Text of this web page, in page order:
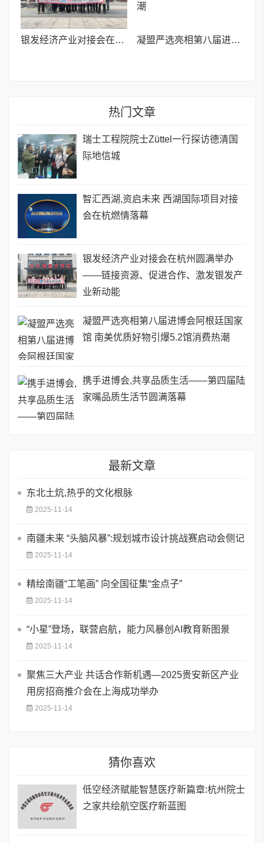
银发经济产业对接会在杭州圆满举办——链接资源、促进合作、激发银发产业新动能 凝盟严选亮相第八届进博会阿根廷国家馆 南美优质好物引爆5.2馆消费热潮
热门文章
瑞士工程院院士Züttel一行探访德清国
际地信城
智汇西湖,资启未来 西湖国际项目对接
会在杭燃情落幕
银发经济产业对接会在杭州圆满举办
——链接资源、促进合作、激发银发产
业新动能
凝盟严选亮相第八届进博会阿根廷国家
馆 南美优质好物引爆5.2馆消费热潮
携手进博会,共享品质生活——第四届陆
家嘴品质生活节圆满落幕
最新文章
​东北土炕,热乎的文化根脉
2025-11-14
南疆未来 “头脑风暴”:规划城市设计挑战赛启动会侧记
2025-11-14
精绘南疆“工笔画” 向全国征集“金点子”
2025-11-14
“小星”登场，联营启航，能力风暴创AI教育新图景
2025-11-14
聚焦三大产业 共话合作新机遇—2025贵安新区产业
用房招商推介会在上海成功举办
2025-11-14
猜你喜欢
低空经济赋能智慧医疗新篇章:杭州院士
之家共绘航空医疗新蓝图